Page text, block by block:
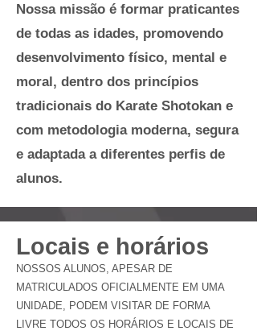
Nossa missão é formar praticantes
de todas as idades, promovendo
desenvolvimento físico, mental e
moral, dentro dos princípios
tradicionais do Karate Shotokan e
com metodologia moderna, segura
e adaptada a diferentes perfis de
alunos.
Locais e horários
NOSSOS ALUNOS, APESAR DE
MATRICULADOS OFICIALMENTE EM UMA
UNIDADE, PODEM VISITAR DE FORMA
LIVRE TODOS OS HORÁRIOS E LOCAIS DE